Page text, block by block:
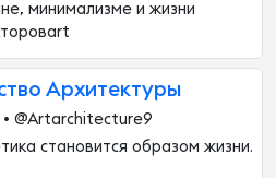
минимализме и жизни
Архитектуры
@Artarchitecture9
становится образом жизни.